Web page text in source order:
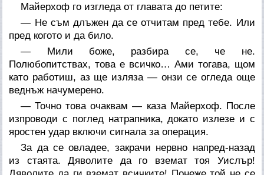
Майерхоф го изгледа от главата до петите:
— Не съм длъжен да се отчитам пред тебе. Или
пред когото и да било.
— Мили боже, разбира се, че не.
Полюбопитствах, това е всичко… Ами тогава, щом
като работиш, аз ще изляза — онзи се огледа още
веднъж начумерено.
— Точно това очаквам — каза Майерхоф. После
изпроводи с поглед натрапника, докато излезе и с
яростен удар включи сигнала за операция.
За да се овладее, закрачи нервно напред-назад
из стаята. Дяволите да го вземат тоя Уислър!